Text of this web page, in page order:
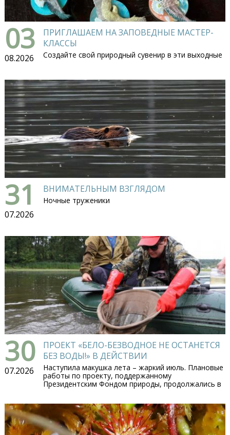
03
08.2026
ПРИГЛАШАЕМ НА ЗАПОВЕДНЫЕ МАСТЕР-
КЛАССЫ
Создайте свой природный сувенир в эти выходные
31
07.2026
ВНИМАТЕЛЬНЫМ ВЗГЛЯДОМ
Ночные труженики
30
07.2026
ПРОЕКТ «БЕЛО-БЕЗВОДНОЕ НЕ ОСТАНЕТСЯ
БЕЗ ВОДЫ!» В ДЕЙСТВИИ
Наступила макушка лета – жаркий июль. Плановые
работы по проекту, поддержанному
Президентским Фондом природы, продолжались в